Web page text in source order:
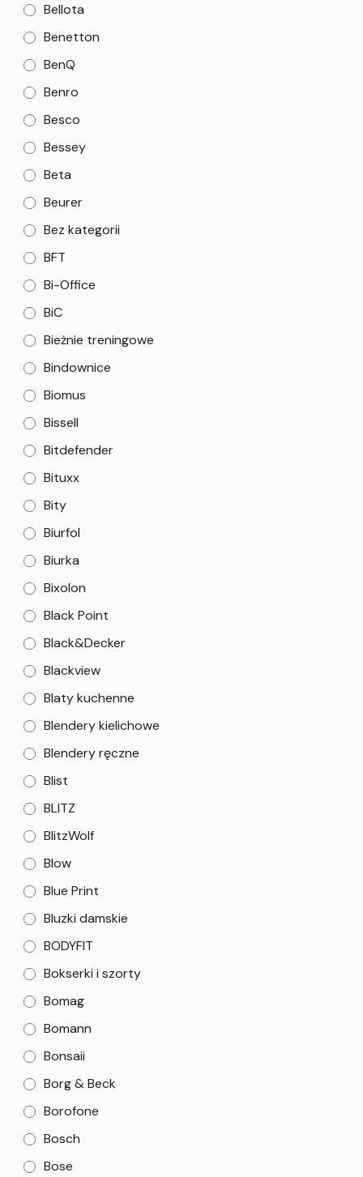
Bellota
Benetton
BenQ
Benro
Besco
Bessey
Beta
Beurer
Bez kategorii
BFT
Bi-Office
BiC
Bieżnie treningowe
Bindownice
Biomus
Bissell
Bitdefender
Bituxx
Bity
Biurfol
Biurka
Bixolon
Black Point
Black&Decker
Blackview
Blaty kuchenne
Blendery kielichowe
Blendery ręczne
Blist
BLITZ
BlitzWolf
Blow
Blue Print
Bluzki damskie
BODYFIT
Bokserki i szorty
Bomag
Bomann
Bonsaii
Borg & Beck
Borofone
Bosch
Bose